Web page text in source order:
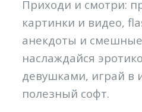
Приходи и смотри:
картинки и видео,
анекдоты и
наслаждайся
девушками, играй в
полезный софт.